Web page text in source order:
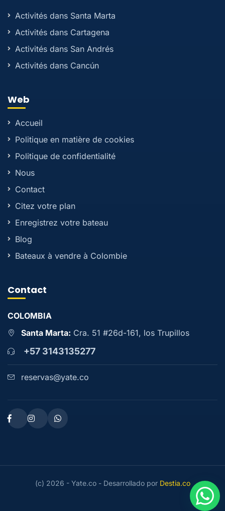
Activités dans Santa Marta
Activités dans Cartagena
Activités dans San Andrés
Activités dans Cancún
Web
Accueil
Politique en matière de cookies
Politique de confidentialité
Nous
Contact
Citez votre plan
Enregistrez votre bateau
Blog
Bateaux à vendre à Colombie
Contact
COLOMBIA
Santa Marta: Cra. 51 #26d-161, los Trupillos
+57 3143135277
reservas@yate.co
(c) 2026 - Yate.co - Desarrollado por Destia.co